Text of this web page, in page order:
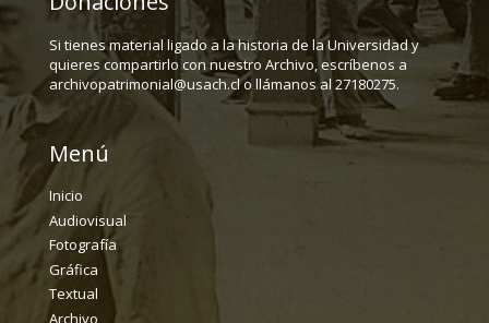
Si tienes material ligado a la historia de la Universidad y
quieres compartirlo con nuestro Archivo, escríbenos a
archivopatrimonial@usach.cl o llámanos al 27180275.
Menú
Inicio
Audiovisual
Fotografía
Gráfica
Textual
Archivo